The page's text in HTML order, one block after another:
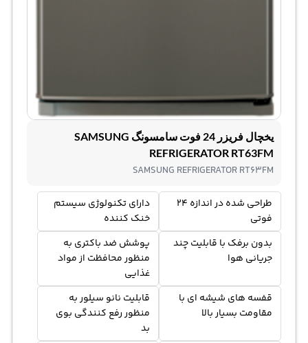
یخچال فریزر 24 فوت سامسونگ SAMSUNG
REFRIGERATOR RT63FM
SAMSUNG REFRIGERATOR RT63FM
طراحی شده در اندازه 24
فوتی
دارای تکنولوژی سیستم
خنک کننده
بدون برفک با قابلیت چند
جریانی هوا
پوشش ضد باکتری به
منظور محافظت از مواد
غذایی
قفسه های شیشه ای با
مقاومت بسیار بالا
قابلیت نانو سیلور به
منظور رفع کنندگی بوی
بد